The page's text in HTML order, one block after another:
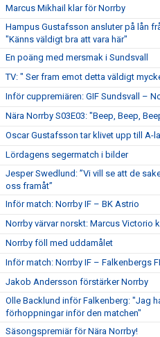
Marcus Mikhail klar för Norrby
Hampus Gustafsson ansluter på lån
"Känns väldigt bra att vara här"
En poäng med mersmak i Sundsvall
TV: " Ser fram emot detta väldigt
Inför cuppremiären: GIF Sundsvall –
Nära Norrby S03E03: "Beep, Beep,
Oscar Gustafsson tar klivet upp till A-
Lördagens segermatch i bilder
Jesper Swedlund: ”Vi vill se att de
oss framåt”
Inför match: Norrby IF – BK Astrio
Norrby värvar norskt: Marcus Victorio
Norrby föll med uddamålet
Inför match: Norrby IF – Falkenbergs
Jakob Andersson förstärker Norrby
Olle Backlund inför Falkenberg: "Jag
förhoppningar inför den matchen"
Säsongspremiär för Nära Norrby!